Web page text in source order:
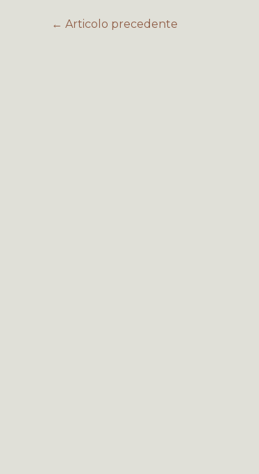
← Articolo precedente